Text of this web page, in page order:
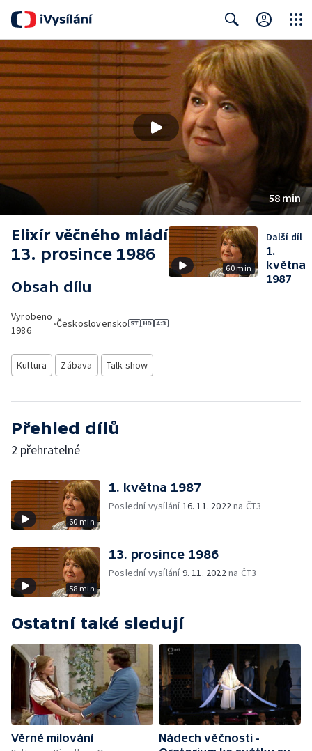
Search Close
58 min
Elixír věčného mládí
13. prosince 1986
Obsah dílu
Vyrobeno
1986
•Československo
Kultura Zábava Talk show
60 min
Další díl
1.
května
1987
Přehled dílů
2 přehratelné
60 min
1. května 1987
Poslední vysílání16. 11. 2022na ČT3
58 min
13. prosince 1986
Poslední vysílání9. 11. 2022na ČT3
Ostatní také sledují
Věrné milování
Nádech věčnosti -